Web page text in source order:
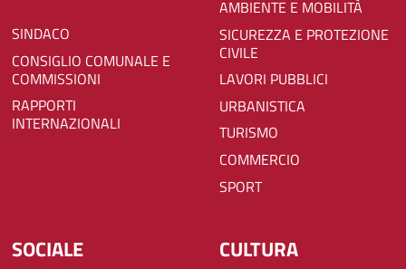
SINDACO
CONSIGLIO COMUNALE E
COMMISSIONI
RAPPORTI
INTERNAZIONALI
AMBIENTE E MOBILITÀ
SICUREZZA E PROTEZIONE
CIVILE
LAVORI PUBBLICI
URBANISTICA
TURISMO
COMMERCIO
SPORT
SOCIALE CULTURA